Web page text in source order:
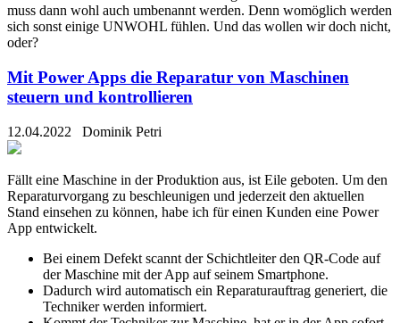
muss dann wohl auch umbenannt werden. Denn womöglich werden
sich sonst einige UNWOHL fühlen. Und das wollen wir doch nicht,
oder?
Mit Power Apps die Reparatur von Maschinen
steuern und kontrollieren
12.04.2022 Dominik Petri
Fällt eine Maschine in der Produktion aus, ist Eile geboten. Um den
Reparaturvorgang zu beschleunigen und jederzeit den aktuellen
Stand einsehen zu können, habe ich für einen Kunden eine Power
App entwickelt.
Bei einem Defekt scannt der Schichtleiter den QR-Code auf
der Maschine mit der App auf seinem Smartphone.
Dadurch wird automatisch ein Reparaturauftrag generiert, die
Techniker werden informiert.